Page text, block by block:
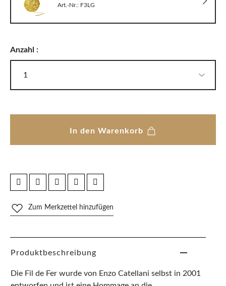
Art.-Nr.: F3LG
Anzahl :
In den Warenkorb
Zum Merkzettel hinzufügen
Produktbeschreibung
Die Fil de Fer wurde von Enzo Catellani selbst in 2001